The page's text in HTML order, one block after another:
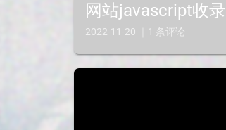
网站javascript收录
2022-11-20 ｜1 条评论